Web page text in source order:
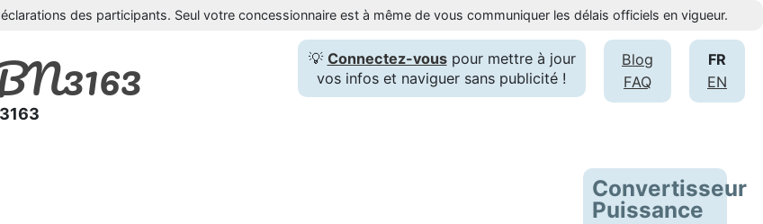
des participants. Seul votre concessionnaire est à même de vous communiquer les délais officiels en vigueur.
FR
EN
Blog
FAQ
💡 Connectez-vouspour mettre à jour
vos infos et naviguer sans publicité !
Convertisseur
Puissance